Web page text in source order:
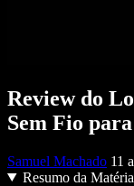
Review do
Sem Fio
Samuel Machado 11
Resumo da Matéria